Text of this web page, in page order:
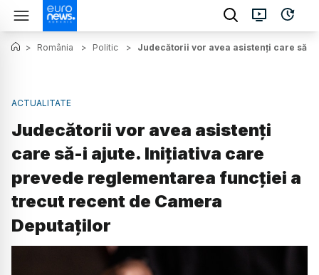
> România > Politic > Judecătorii vor avea asistenți care să-
ACTUALITATE
Judecătorii vor avea asistenți
care să-i ajute. Inițiativa care
prevede reglementarea funcției a
trecut recent de Camera
Deputaților